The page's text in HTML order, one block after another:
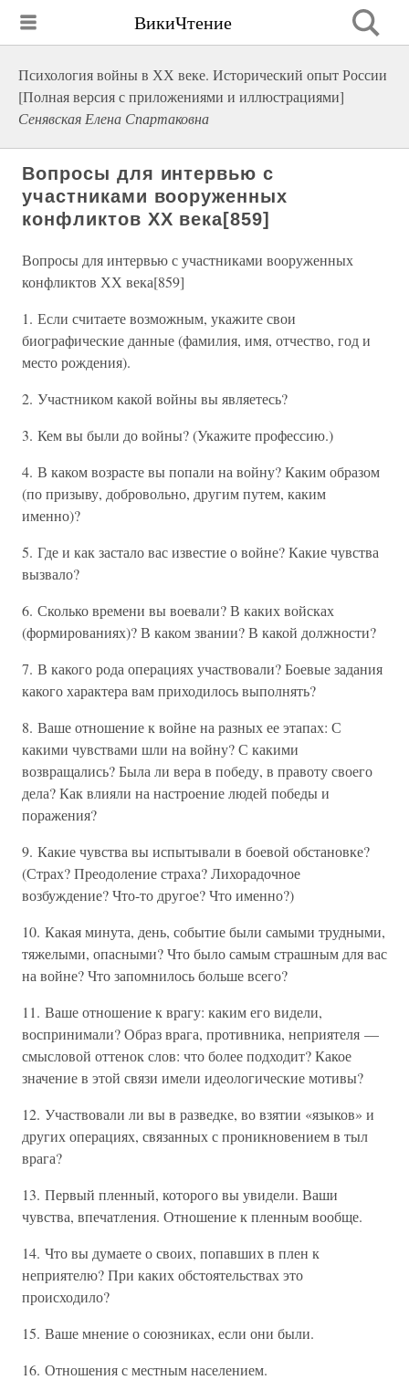
ВикиЧтение
Психология войны в ХХ веке. Исторический опыт России
[Полная версия с приложениями и иллюстрациями]
Сенявская Елена Спартаковна
Вопросы для интервью с
участниками вооруженных
конфликтов ХХ века[859]
Вопросы для интервью с участниками вооруженных
конфликтов ХХ века[859]
1. Если считаете возможным, укажите свои
биографические данные (фамилия, имя, отчество, год и
место рождения).
2. Участником какой войны вы являетесь?
3. Кем вы были до войны? (Укажите профессию.)
4. В каком возрасте вы попали на войну? Каким образом
(по призыву, добровольно, другим путем, каким
именно)?
5. Где и как застало вас известие о войне? Какие чувства
вызвало?
6. Сколько времени вы воевали? В каких войсках
(формированиях)? В каком звании? В какой должности?
7. В какого рода операциях участвовали? Боевые задания
какого характера вам приходилось выполнять?
8. Ваше отношение к войне на разных ее этапах: С
какими чувствами шли на войну? С какими
возвращались? Была ли вера в победу, в правоту своего
дела? Как влияли на настроение людей победы и
поражения?
9. Какие чувства вы испытывали в боевой обстановке?
(Страх? Преодоление страха? Лихорадочное
возбуждение? Что-то другое? Что именно?)
10. Какая минута, день, событие были самыми трудными,
тяжелыми, опасными? Что было самым страшным для вас
на войне? Что запомнилось больше всего?
11. Ваше отношение к врагу: каким его видели,
воспринимали? Образ врага, противника, неприятеля —
смысловой оттенок слов: что более подходит? Какое
значение в этой связи имели идеологические мотивы?
12. Участвовали ли вы в разведке, во взятии «языков» и
других операциях, связанных с проникновением в тыл
врага?
13. Первый пленный, которого вы увидели. Ваши
чувства, впечатления. Отношение к пленным вообще.
14. Что вы думаете о своих, попавших в плен к
неприятелю? При каких обстоятельствах это
происходило?
15. Ваше мнение о союзниках, если они были.
16. Отношения с местным населением.